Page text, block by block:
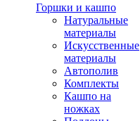
Горшки и кашпо
Натуральные
материалы
Искусственные
материалы
Автополив
Комплекты
Кашпо на
ножках